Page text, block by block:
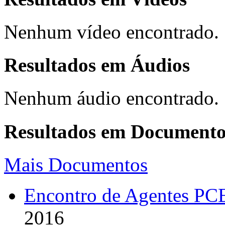
Nenhum vídeo encontrado.
Resultados em Áudios
Nenhum áudio encontrado.
Resultados em
Mais Documentos
Encontro de Agentes
2016